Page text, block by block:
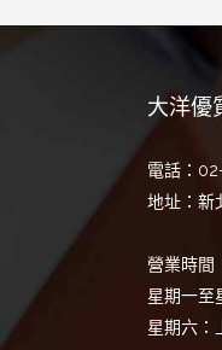
大洋優
電話：
地址：新
營業時間
星期一至
星期六：